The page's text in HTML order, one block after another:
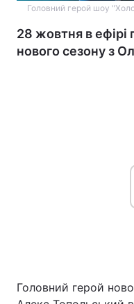
Головний герой шоу
28 жовтня в ефірі
нового сезону з
Головний герой